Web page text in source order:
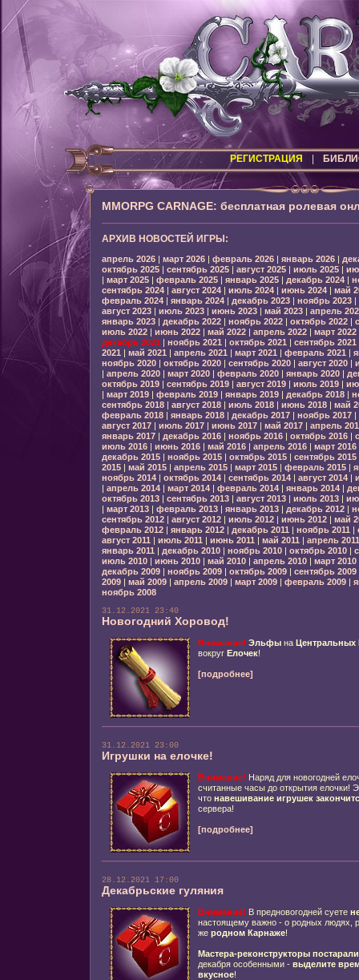
РЕГИСТРАЦИЯ
MMORPG CARNAGE: бесплатная ролевая
АРХИВ НОВОСТЕЙ ИГРЫ:
апрель 2026| март 2026| февраль 2026| январь 2026|
октябрь 2025| сентябрь 2025| август 2025| июль 2025|
| март 2025| февраль 2025| январь 2025| декабрь 2024|
сентябрь 2024| август 2024| июль 2024| июнь 2024| май
февраль 2024| январь 2024| декабрь 2023| ноябрь 2023|
август 2023| июль 2023| июнь 2023| май 2023| апрель
январь 2023| декабрь 2022| ноябрь 2022| октябрь 2022|
июль 2022| июнь 2022| май 2022| апрель 2022| март 2022
декабрь 2021 | ноябрь 2021 | октябрь 2021 | сентябрь 2021
2021 | май 2021 | апрель 2021 | март 2021 | февраль 2021 |
ноябрь 2020| октябрь 2020| сентябрь 2020| август 2020|
| апрель 2020| март 2020| февраль 2020| январь 2020|
октябрь 2019| сентябрь 2019| август 2019| июль 2019|
| март 2019| февраль 2019| январь 2019| декабрь 2018|
сентябрь 2018| август 2018| июль 2018| июнь 2018| май
февраль 2018| январь 2018| декабрь 2017| ноябрь 2017|
август 2017| июль 2017| июнь 2017| май 2017| апрель
январь 2017| декабрь 2016| ноябрь 2016| октябрь 2016|
июль 2016| июнь 2016| май 2016| апрель 2016| март 2016
декабрь 2015| ноябрь 2015| октябрь 2015| сентябрь 2015
2015| май 2015| апрель 2015| март 2015| февраль 2015|
ноябрь 2014| октябрь 2014| сентябрь 2014| август 2014|
| апрель 2014| март 2014| февраль 2014| январь 2014|
октябрь 2013| сентябрь 2013| август 2013| июль 2013|
| март 2013| февраль 2013| январь 2013| декабрь 2012|
сентябрь 2012| август 2012| июль 2012| июнь 2012| май
февраль 2012| январь 2012| декабрь 2011 | ноябрь 2011 |
август 2011 | июль 2011 | июнь 2011 | май 2011 | апрель 2011
январь 2011 | декабрь 2010| ноябрь 2010| октябрь 2010|
июль 2010| июнь 2010| май 2010| апрель 2010| март 2010
декабрь 2009| ноябрь 2009| октябрь 2009| сентябрь 2009
2009| май 2009| апрель 2009| март 2009| февраль 2009|
ноябрь 2008
31.12.2021 23:40
Новогодний Хоровод!
Внимание! Эльфы на Центральных
вокруг Елочек!
[подробнее]
31.12.2021 23:00
Игрушки на елочке!
Внимание! Наряд для новогодней
считанные часы до открытия елочки!
что навешивание игрушек
сервера!
[подробнее]
28.12.2021 17:00
Декабрьские гуляния
Внимание! В предновогодней суете
настоящему важно - о родных людях,
же родном Карнаже!
Мастера-реконструкторы
декабря особенными - выделите
вкусное!